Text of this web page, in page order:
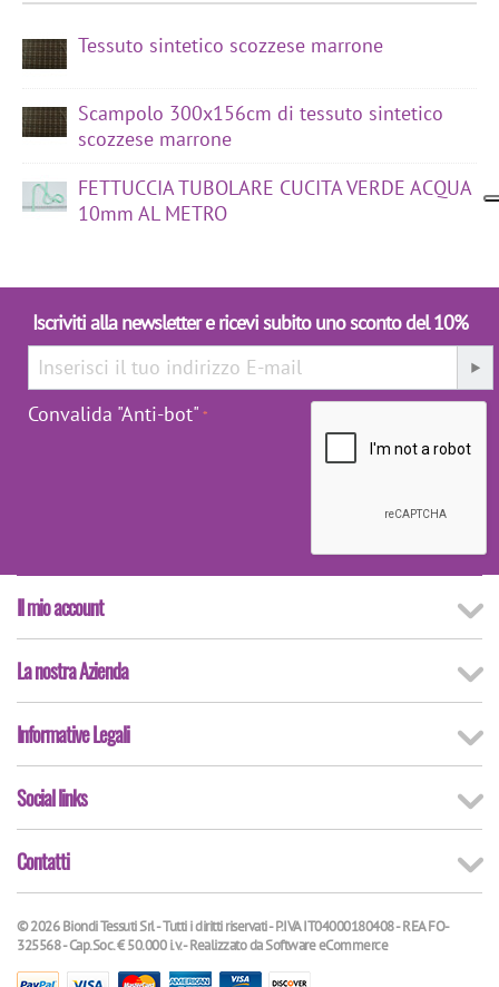
Tessuto sintetico scozzese marrone
Scampolo 300x156cm di tessuto sintetico
scozzese marrone
FETTUCCIA TUBOLARE CUCITA VERDE ACQUA
10mm AL METRO
Iscriviti alla newsletter e ricevi subito uno sconto del 10%
Convalida "Anti-bot"
Il mio account
La nostra Azienda
Informative Legali
Social links
Contatti
© 2026 Biondi Tessuti Srl - Tutti i diritti riservati - P.IVA IT04000180408 - REA FO-
325568 - Cap.Soc. € 50.000 i.v. - Realizzato daSoftware eCommerce